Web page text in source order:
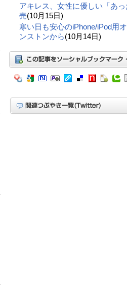
アキレス、女性に優しい「あ
売(10月15日)
寒い日も安心のiPhone/iPod用
ンストンから(10月14日)